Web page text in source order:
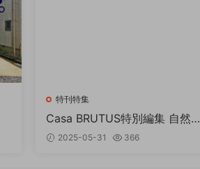
特刊特集
Casa BRUTUS特別編集 自然と
暮らす家 PDF
2025-05-31 366